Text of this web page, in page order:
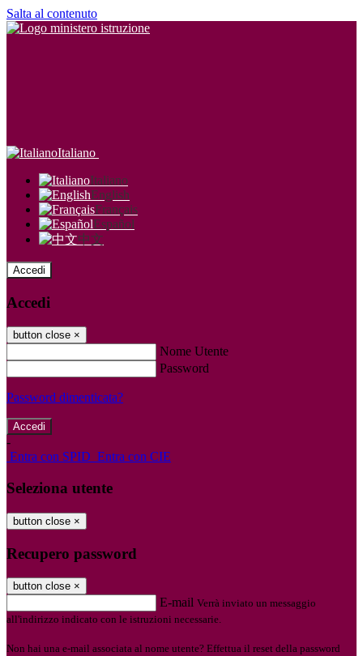
Salta al contenuto
Italiano
Italiano
English
Français
Español
中文
Accedi
Accedi
button close ×
Nome Utente
Password
Password dimenticata?
-
Entra con SPID Entra con CIE
Seleziona utente
button close ×
Recupero password
button close ×
E-mail Verrà inviato un messaggio
all'indirizzo indicato con le istruzioni necessarie.
Non hai una e-mail associata al nome utente? Effettua il reset della password